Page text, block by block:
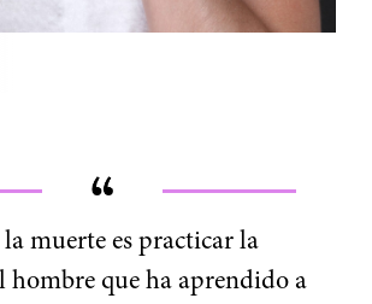
muerte es practicar la
hombre que ha aprendido a